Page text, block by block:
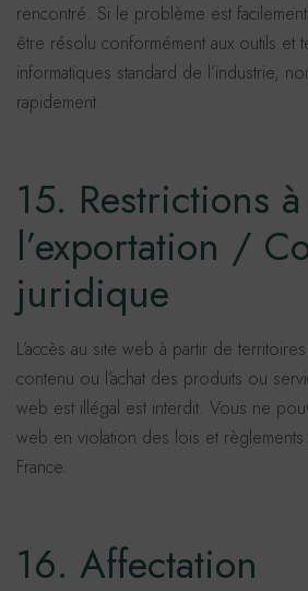
rencontré. Si le problème est
être résolu conformément aux outils et
informatiques standard de l’industrie,
rapidement.
15. Restrictions à
l’exportation /
juridique
L’accès au site web à partir de
contenu ou l’achat des produits ou
web est illégal est interdit. Vous ne
web en violation des lois et règlements
France.
16. Affectation